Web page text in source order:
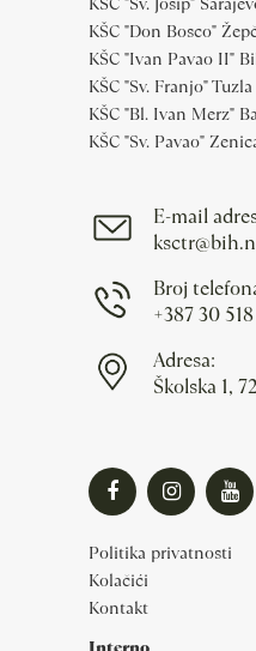
KŠC "Don Bosco"
KŠC "Ivan Pavao II"
KŠC "Sv. Franjo" Tuzla
KŠC "Bl. Ivan Merz"
KŠC "Sv. Pavao"
E-mail
Broj
+387 30
Adresa:
Školska 1,
Politika privatnosti
Kolačići
Kontakt